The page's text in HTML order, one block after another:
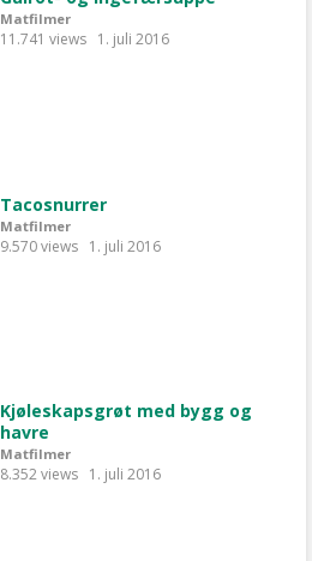
Matfilmer
11.741 views 1. juli 2016
Tacosnurrer
Matfilmer
9.570 views 1. juli 2016
Kjøleskapsgrøt med bygg og
havre
Matfilmer
8.352 views 1. juli 2016